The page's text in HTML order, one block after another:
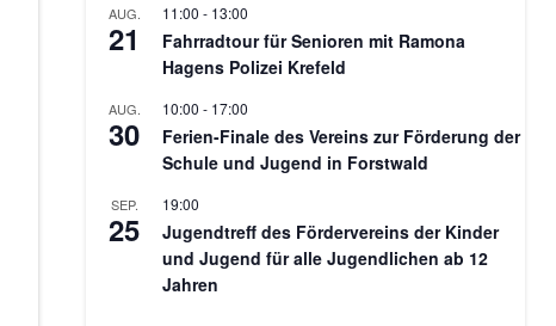
AUG.
21
11:00 - 13:00
Fahrradtour für Senioren mit Ramona
Hagens Polizei Krefeld
AUG.
30
10:00 - 17:00
Ferien-Finale des Vereins zur Förderung der
Schule und Jugend in Forstwald
SEP.
25
19:00
Jugendtreff des Fördervereins der Kinder
und Jugend für alle Jugendlichen ab 12
Jahren